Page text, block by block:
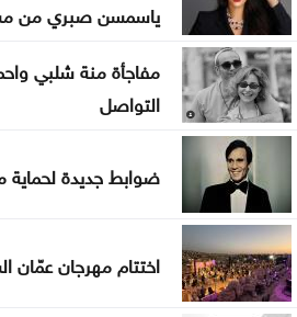
ياسمسن صبري من
مفاجأة منة شلبي
التواصل
ضوابط جديدة لحماية
اختتام مهرجان عمّان